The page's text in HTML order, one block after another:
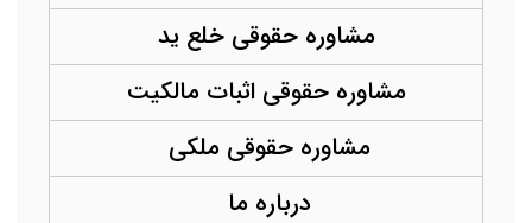
مشاوره حقوقی خلع ید
مشاوره حقوقی اثبات مالکیت
مشاوره حقوقی ملکی
درباره ما